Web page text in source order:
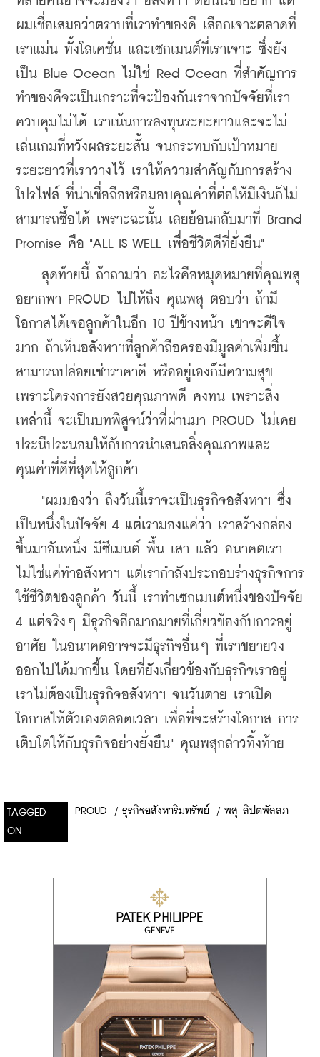
ผมเชื่อเสมอว่าตราบที่เราทำของดี เลือกเจาะตลาดที่
เราแม่น ทั้งโลเคชั่น และเซกเมนต์ที่เราเจาะ ซึ่งยัง
เป็น Blue Ocean ไม่ใช่ Red Ocean ที่สำคัญการ
ทำของดีจะเป็นเกราะที่จะป้องกันเราจากปัจจัยที่เรา
ควบคุมไม่ได้ เราเน้นการลงทุนระยะยาวและจะไม่
เล่นเกมที่หวังผลระยะสั้น จนกระทบกับเป้าหมาย
ระยะยาวที่เราวางไว้ เราให้ความสำคัญกับการสร้าง
โปรไฟล์ ที่น่าเชื่อถือหรือมอบคุณค่าที่ต่อให้มีเงินก็ไม่
สามารถซื้อได้ เพราะฉะนั้น เลยย้อนกลับมาที่ Brand
Promise คือ "ALL IS WELL เพื่อชีวิตดีที่ยั่งยืน"
สุดท้ายนี้ ถ้าถามว่า อะไรคือหมุดหมายที่คุณพสุ
อยากพา PROUD ไปให้ถึง คุณพสุ ตอบว่า ถ้ามี
โอกาสได้เจอลูกค้าในอีก 10 ปีข้างหน้า เขาจะดีใจ
มาก ถ้าเห็นอสังหาฯที่ลูกค้าถือครองมีมูลค่าเพิ่มขึ้น
สามารถปล่อยเช่าราคาดี หรืออยู่เองก็มีความสุข
เพราะโครงการยังสวยคุณภาพดี คงทน เพราะสิ่ง
เหล่านี้ จะเป็นบทพิสูจน์ว่าที่ผ่านมา PROUD ไม่เคย
ประนีประนอมให้กับการนำเสนอสิ่งคุณภาพและ
คุณค่าที่ดีที่สุดให้ลูกค้า
​    "ผมมองว่า ถึงวันนี้เราจะเป็นธุรกิจอสังหาฯ ซึ่ง
เป็นหนึ่งในปัจจัย 4 แต่เรามองแค่ว่า เราสร้างกล่อง
ขึ้นมาอันหนึ่ง มีซีเมนต์ พื้น เสา แล้ว อนาคตเรา
ไม่ใช่แค่ทำอสังหาฯ แต่เรากำลังประกอบร่างธุรกิจการ
ใช้ชีวิตของลูกค้า วันนี้ เราทำเซกเมนต์หนึ่งของปัจจัย
4 แต่จริงๆ มีธุรกิจอีกมากมายที่เกี่ยวข้องกับการอยู่
อาศัย ในอนาคตอาจจะมีธุรกิจอื่นๆ ที่เราขยายวง
ออกไปได้มากขึ้น โดยที่ยังเกี่ยวข้องกับธุรกิจเราอยู่
เราไม่ต้องเป็นธุรกิจอสังหาฯ จนวันตาย เราเปิด
โอกาสให้ตัวเองตลอดเวลา เพื่อที่จะสร้างโอกาส การ
เติบโตให้กับธุรกิจอย่างยั่งยืน" คุณพสุกล่าวทิ้งท้าย
TAGGED
ON
PROUD / ธุรกิจอสังหาริมทรัพย์ / พสุ ลิปตพัลลภ